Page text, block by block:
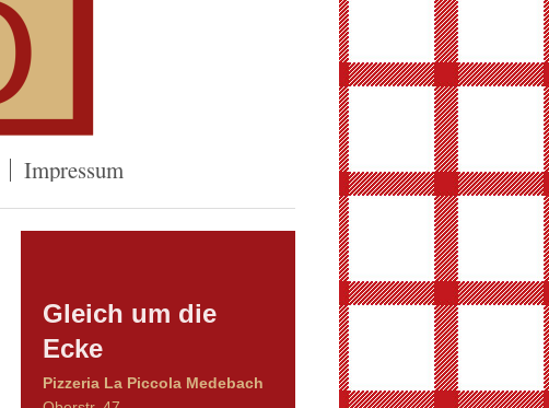
Impressum
Gleich um die
Ecke
Pizzeria La Piccola Medebach